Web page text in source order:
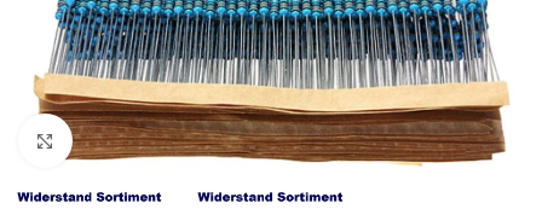
Click to enlarge